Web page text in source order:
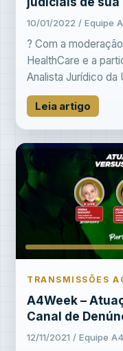
10/01/2022 / Equipe
? Com a
HealthCare e a
Analista Jurídico da
Leia artigo
TRANSMISSÕES
A4Week –
Canal de
12/11/2021 / Equipe